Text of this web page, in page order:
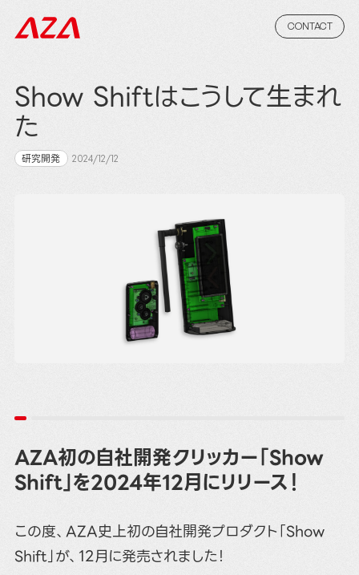
CONTACT
Show Shiftはこうして生まれ
た
研究開発 2024/12/12
AZA初の自社開発クリッカー「Show
Shift」を2024年12月にリリース！
この度、AZA史上初の自社開発プロダクト「Show
Shift」が、12月に発売されました！